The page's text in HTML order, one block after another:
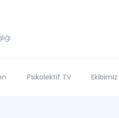
Psikolektif TV Ekibimiz